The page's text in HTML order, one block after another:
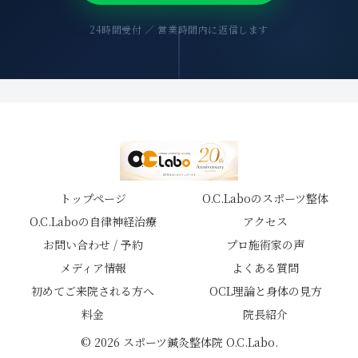
24時間受付 ／ 営業時間内に返信します
トップページ
O.C.Laboのスポーツ整体
O.C.Laboの自律神経治療
アクセス
お問い合わせ / 予約
プロ施術家の声
メディア情報
よくある質問
初めてご来院される方へ
OCL理論と身体の見方
料金
院長紹介
© 2026 スポーツ鍼灸整体院 O.C.Labo.